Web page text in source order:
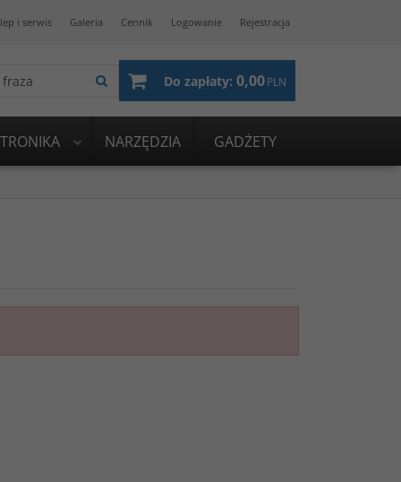
i serwis Galeria Cennik Logowanie Rejestracja
Do zapłaty: 0,00PLN
NARZĘDZIA GADŻETY